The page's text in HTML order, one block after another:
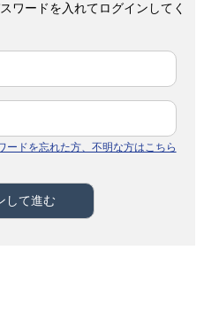
ワードを入れてログインしてく
ードを忘れた方、不明な方はこちら